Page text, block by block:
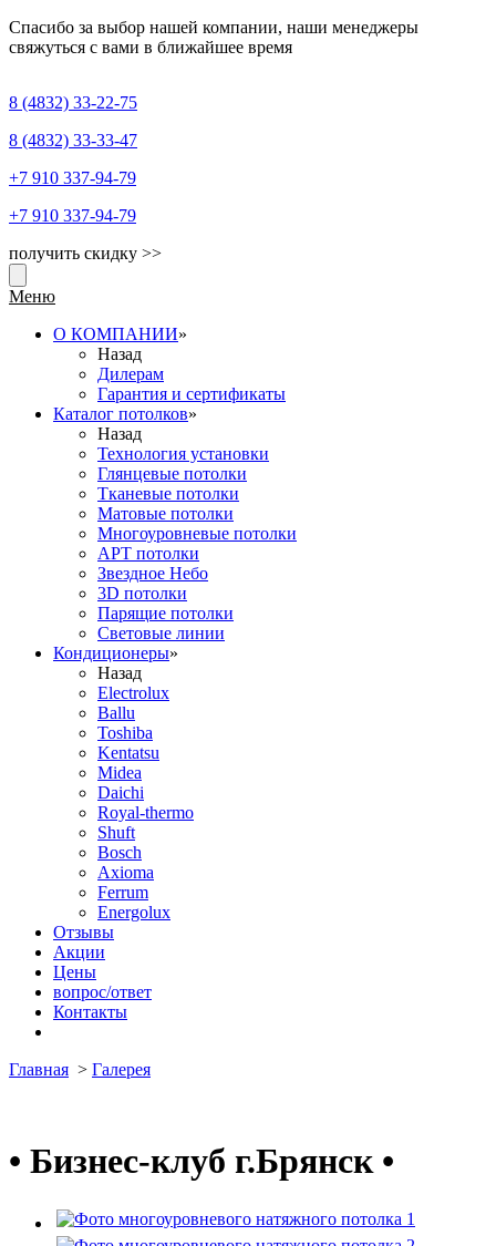
Спасибо за выбор нашей компании, наши менеджеры
свяжуться с вами в ближайшее время
8 (4832) 33-22-75
8 (4832) 33-33-47
+7 910 337-94-79
+7 910 337-94-79
получить скидку >>
Меню
О КОМПАНИИ»
Назад
Дилерам
Гарантия и сертификаты
Каталог потолков»
Назад
Технология установки
Глянцевые потолки
Тканевые потолки
Матовые потолки
Многоуровневые потолки
АРТ потолки
Звездное Небо
3D потолки
Парящие потолки
Световые линии
Кондиционеры»
Назад
Electrolux
Ballu
Toshiba
Kentatsu
Midea
Daichi
Royal-thermo
Shuft
Bosch
Axioma
Ferrum
Energolux
Отзывы
Акции
Цены
вопрос/ответ
Контакты
Главная > Галерея
• Бизнес-клуб г.Брянск •